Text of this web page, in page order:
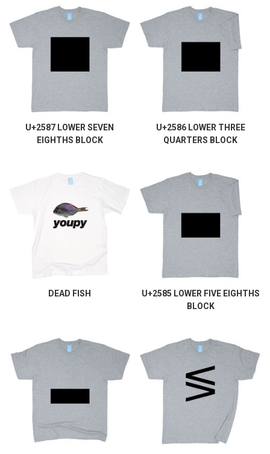
U+2587 LOWER SEVEN
EIGHTHS BLOCK
U+2586 LOWER THREE
QUARTERS BLOCK
DEAD FISH
U+2585 LOWER FIVE EIGHTHS
BLOCK